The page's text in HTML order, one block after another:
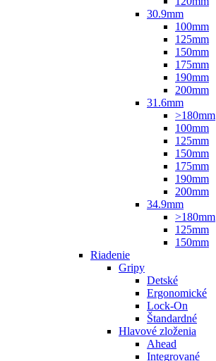
30.9mm
100mm
125mm
150mm
175mm
190mm
200mm
31.6mm
>180mm
100mm
125mm
150mm
175mm
190mm
200mm
34.9mm
>180mm
125mm
150mm
Riadenie
Gripy
Detské
Ergonomické
Lock-On
Štandardné
Hlavové zloženia
Ahead
Integrované